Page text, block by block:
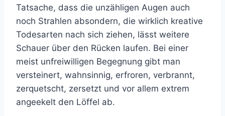
Tatsache, dass die unzähligen Augen auch
noch Strahlen absondern, die wirklich kreative
Todesarten nach sich ziehen, lässt weitere
Schauer über den Rücken laufen. Bei einer
meist unfreiwilligen Begegnung gibt man
versteinert, wahnsinnig, erfroren, verbrannt,
zerquetscht, zersetzt und vor allem extrem
angeekelt den Löffel ab.